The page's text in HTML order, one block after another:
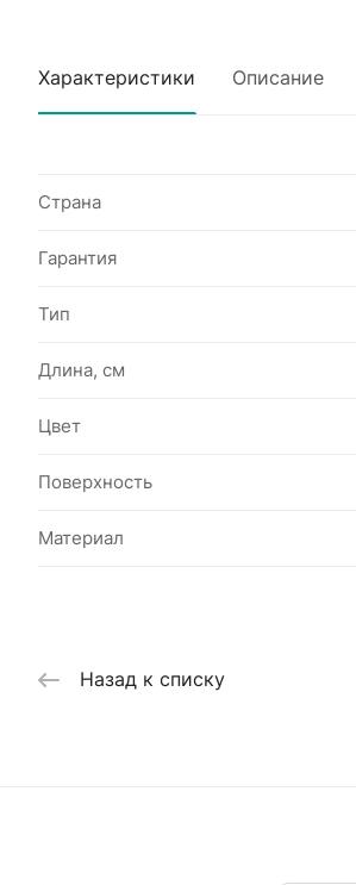
Характеристики Описание
Страна
Гарантия
Тип
Длина, см
Цвет
Поверхность
Материал
Назад к списку